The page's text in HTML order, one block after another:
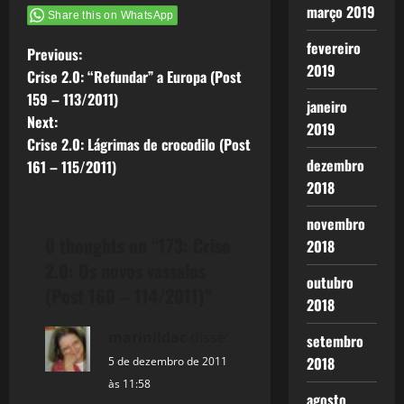
(O Capital -
Crise 2.0
pode ser lida
de
forma autônoma,
sem se
preocupar
em sequência
Share this on WhatsApp
P
o
s
t
Previous:
Crise 2.0: “Refundar” a Europa (Post
159 – 113/2011)
Next:
Crise 2.0: Lágrimas de crocodilo (Post
161 – 115/2011)
5 de dezembro de 2011
às 11:58
março 2019
fevereiro
2019
janeiro
2019
dezembro
2018
novembro
2018
outubro
2018
setembro
2018
agosto